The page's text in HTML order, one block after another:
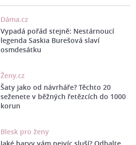
Dáma.cz
Vypadá pořád stejně: Nestárnoucí
legenda Saskia Burešová slaví
osmdesátku
Ženy.cz
Šaty jako od návrháře? Těchto 20
seženete v běžných řetězcích do 1000
korun
Blesk pro ženy